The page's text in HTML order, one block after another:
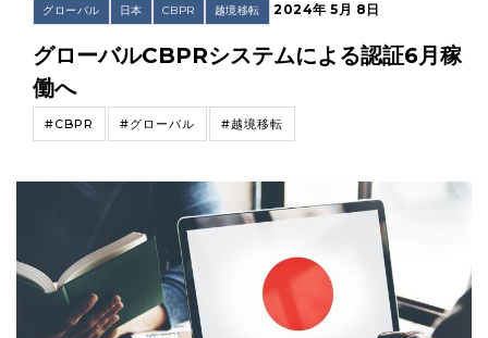
グローバル 日本 CBPR 越境移転 2024年 5月 8日
グローバルCBPRシステムによる認証6月稼
働へ
#CBPR #グローバル #越境移転